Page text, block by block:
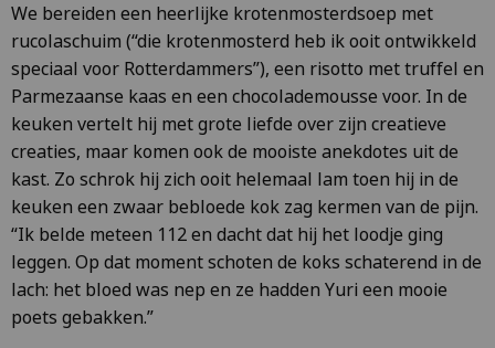
We bereiden een heerlijke krotenmosterdsoep met
rucolaschuim (“die krotenmosterd heb ik ooit ontwikkeld
speciaal voor Rotterdammers”), een risotto met truffel en
Parmezaanse kaas en een chocolademousse voor. In de
keuken vertelt hij met grote liefde over zijn creatieve
creaties, maar komen ook de mooiste anekdotes uit de
kast. Zo schrok hij zich ooit helemaal lam toen hij in de
keuken een zwaar bebloede kok zag kermen van de pijn.
“Ik belde meteen 112 en dacht dat hij het loodje ging
leggen. Op dat moment schoten de koks schaterend in de
lach: het bloed was nep en ze hadden Yuri een mooie
poets gebakken.”